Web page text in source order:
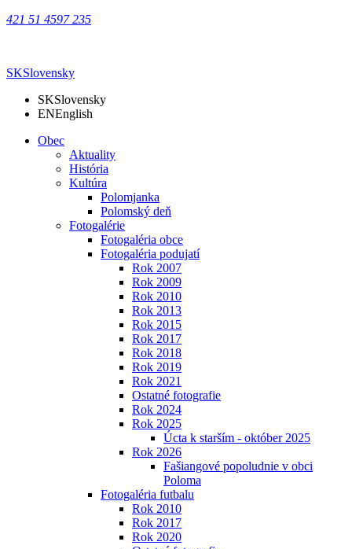
421 51 4597 235
SKSlovensky
SKSlovensky
ENEnglish
Obec
Aktuality
História
Kultúra
Polomjanka
Polomský deň
Fotogalérie
Fotogaléria obce
Fotogaléria podujatí
Rok 2007
Rok 2009
Rok 2010
Rok 2013
Rok 2015
Rok 2017
Rok 2018
Rok 2019
Rok 2021
Ostatné fotografie
Rok 2024
Rok 2025
Úcta k starším - október 2025
Rok 2026
Fašiangové popoludnie v obci
Poloma
Fotogaléria futbalu
Rok 2010
Rok 2017
Rok 2020